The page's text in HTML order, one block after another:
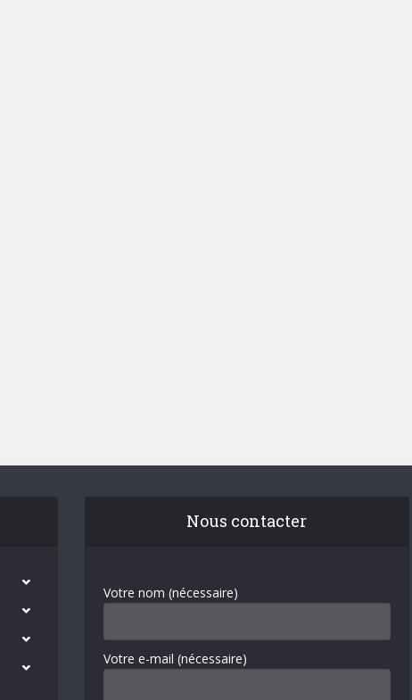
Nous contacter
Votre nom (nécessaire)
Votre e-mail (nécessaire)